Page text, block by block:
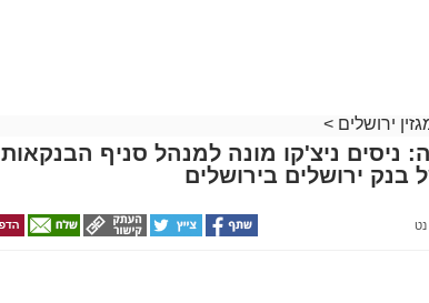
ירושלים >
ניסים ניצ'קו מונה למנהל סניף הבנקאות
בנק ירושלים בירושלים